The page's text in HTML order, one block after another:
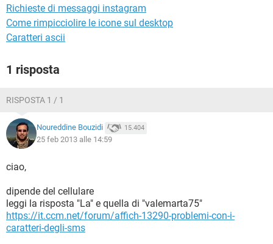
Richieste di messaggi instagram
Come rimpicciolire le icone sul desktop
Caratteri ascii
1 risposta
RISPOSTA 1 / 1
Noureddine Bouzidi 15.404
25 feb 2013 alle 14:59
ciao,
dipende del cellulare
leggi la risposta "La" e quella di "valemarta75"
https://it.ccm.net/forum/affich-13290-problemi-con-i-
caratteri-degli-sms